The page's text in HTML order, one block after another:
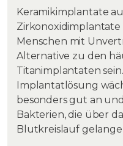
Keramikimplantate
Menschen mit
Alternative zu den
Titanimplantaten
Implantatlösung
besonders gut an
Bakterien, die über
Blutkreislauf